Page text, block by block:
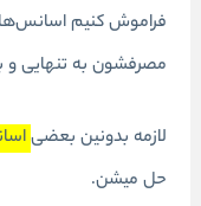
فراموش کنیم
مصرفشون به تنهایی و
لازمه بدونین بعضی
حل میشن.